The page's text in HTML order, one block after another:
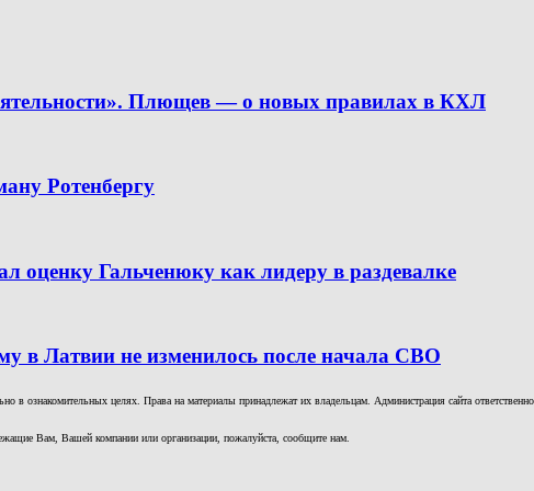
Плющев — о новых правилах в КХЛ
Ротенбергу
оценку Гальченюку как лидеру в раздевалке
в Латвии не изменилось после начала СВО
ознакомительных целях. Права на материалы принадлежат их владельцам. Администрация сайта
Вам, Вашей компании или организации, пожалуйста, сообщите нам.